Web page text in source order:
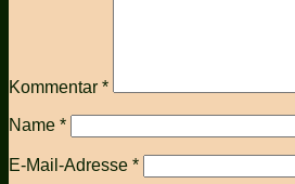
Kommentar *
Name *
E-Mail-Adresse *